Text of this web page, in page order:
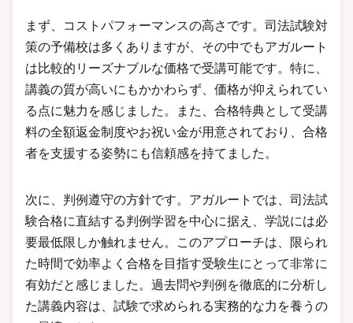
まず、コストパフォーマンスの高さです。司法試験対
策の予備校は多くありますが、その中でもアガルート
は比較的リーズナブルな価格で受講可能です。特に、
講義の質が高いにもかかわらず、価格が抑えられてい
る点に魅力を感じました。また、合格特典として受講
料の全額返金制度やお祝い金が用意されており、合格
者を支援する姿勢にも信頼感を持てました。
次に、判例遵守の方針です。アガルートでは、司法試
験合格に直結する判例学習を中心に据え、学説には必
要最低限しか触れません。このアプローチは、限られ
た時間で効率よく合格を目指す受験生にとって非常に
有効だと感じました。過去問や判例を徹底的に分析し
た講義内容は、試験で求められる実務的な力を養うの